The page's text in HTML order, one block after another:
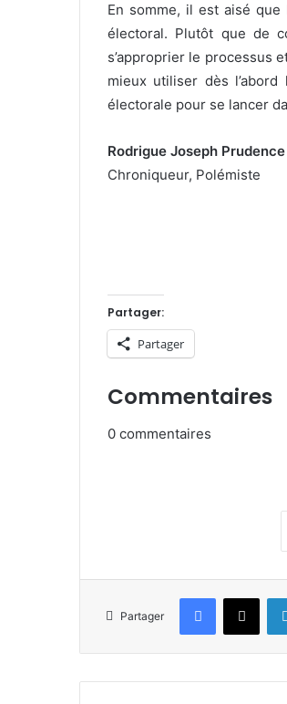
En somme, il est aisé que
électoral. Plutôt que de
s’approprier le processus
mieux utiliser dès
électorale pour se lancer
Rodrigue Joseph
Chroniqueur, Polémiste
Partager:
Partager
Commentaires
0 commentaires
Partager
Facebook
X